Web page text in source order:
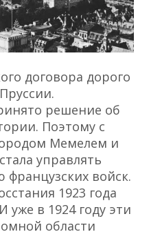
договора дорого
решение об
Поэтому с
Мемелем и
управлять
войск.
1923 года
уже в 1924 году эти
области